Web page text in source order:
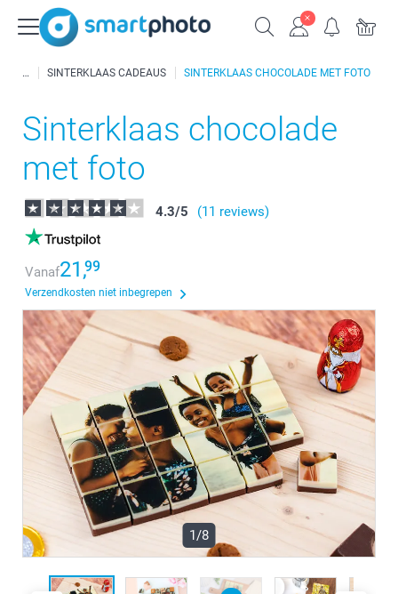
SINTERKLAAS CADEAUS SINTERKLAAS CHOCOLADE MET FOTO
Sinterklaas chocolade
met foto
4.3/5 (11 reviews)
Vanaf21,99
Verzendkosten niet inbegrepen
1/8